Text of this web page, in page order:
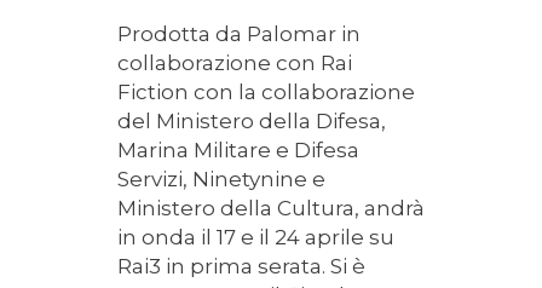
Prodotta da Palomar in
collaborazione con Rai
Fiction con la collaborazione
del Ministero della Difesa,
Marina Militare e Difesa
Servizi, Ninetynine e
Ministero della Cultura, andrà
in onda il 17 e il 24 aprile su
Rai3 in prima serata. Si è